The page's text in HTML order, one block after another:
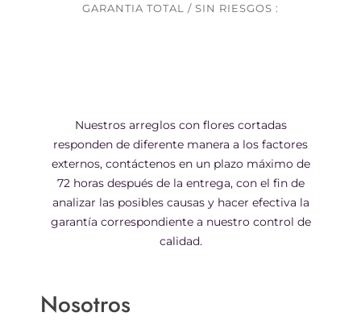
GARANTIA TOTAL / SIN RIESGOS :
Nuestros arreglos con flores cortadas
responden de diferente manera a los factores
externos, contáctenos en un plazo máximo de
72 horas después de la entrega, con el fin de
analizar las posibles causas y hacer efectiva la
garantía correspondiente a nuestro control de
calidad.
Nosotros